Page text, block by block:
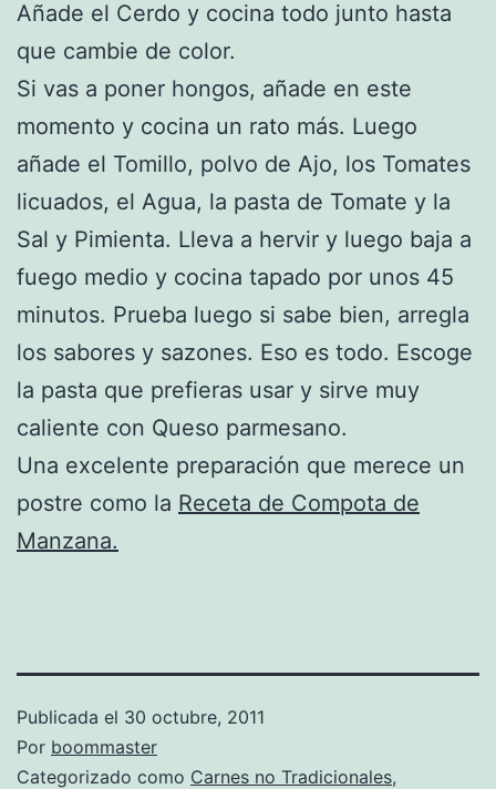
Añade el Cerdo y cocina todo junto hasta
que cambie de color.
Si vas a poner hongos, añade en este
momento y cocina un rato más. Luego
añade el Tomillo, polvo de Ajo, los Tomates
licuados, el Agua, la pasta de Tomate y la
Sal y Pimienta. Lleva a hervir y luego baja a
fuego medio y cocina tapado por unos 45
minutos. Prueba luego si sabe bien, arregla
los sabores y sazones. Eso es todo. Escoge
la pasta que prefieras usar y sirve muy
caliente con Queso parmesano.
Una excelente preparación que merece un
postre como la Receta de Compota de
Manzana.
Publicada el 30 octubre, 2011
Por boommaster
Categorizado como Carnes no Tradicionales,